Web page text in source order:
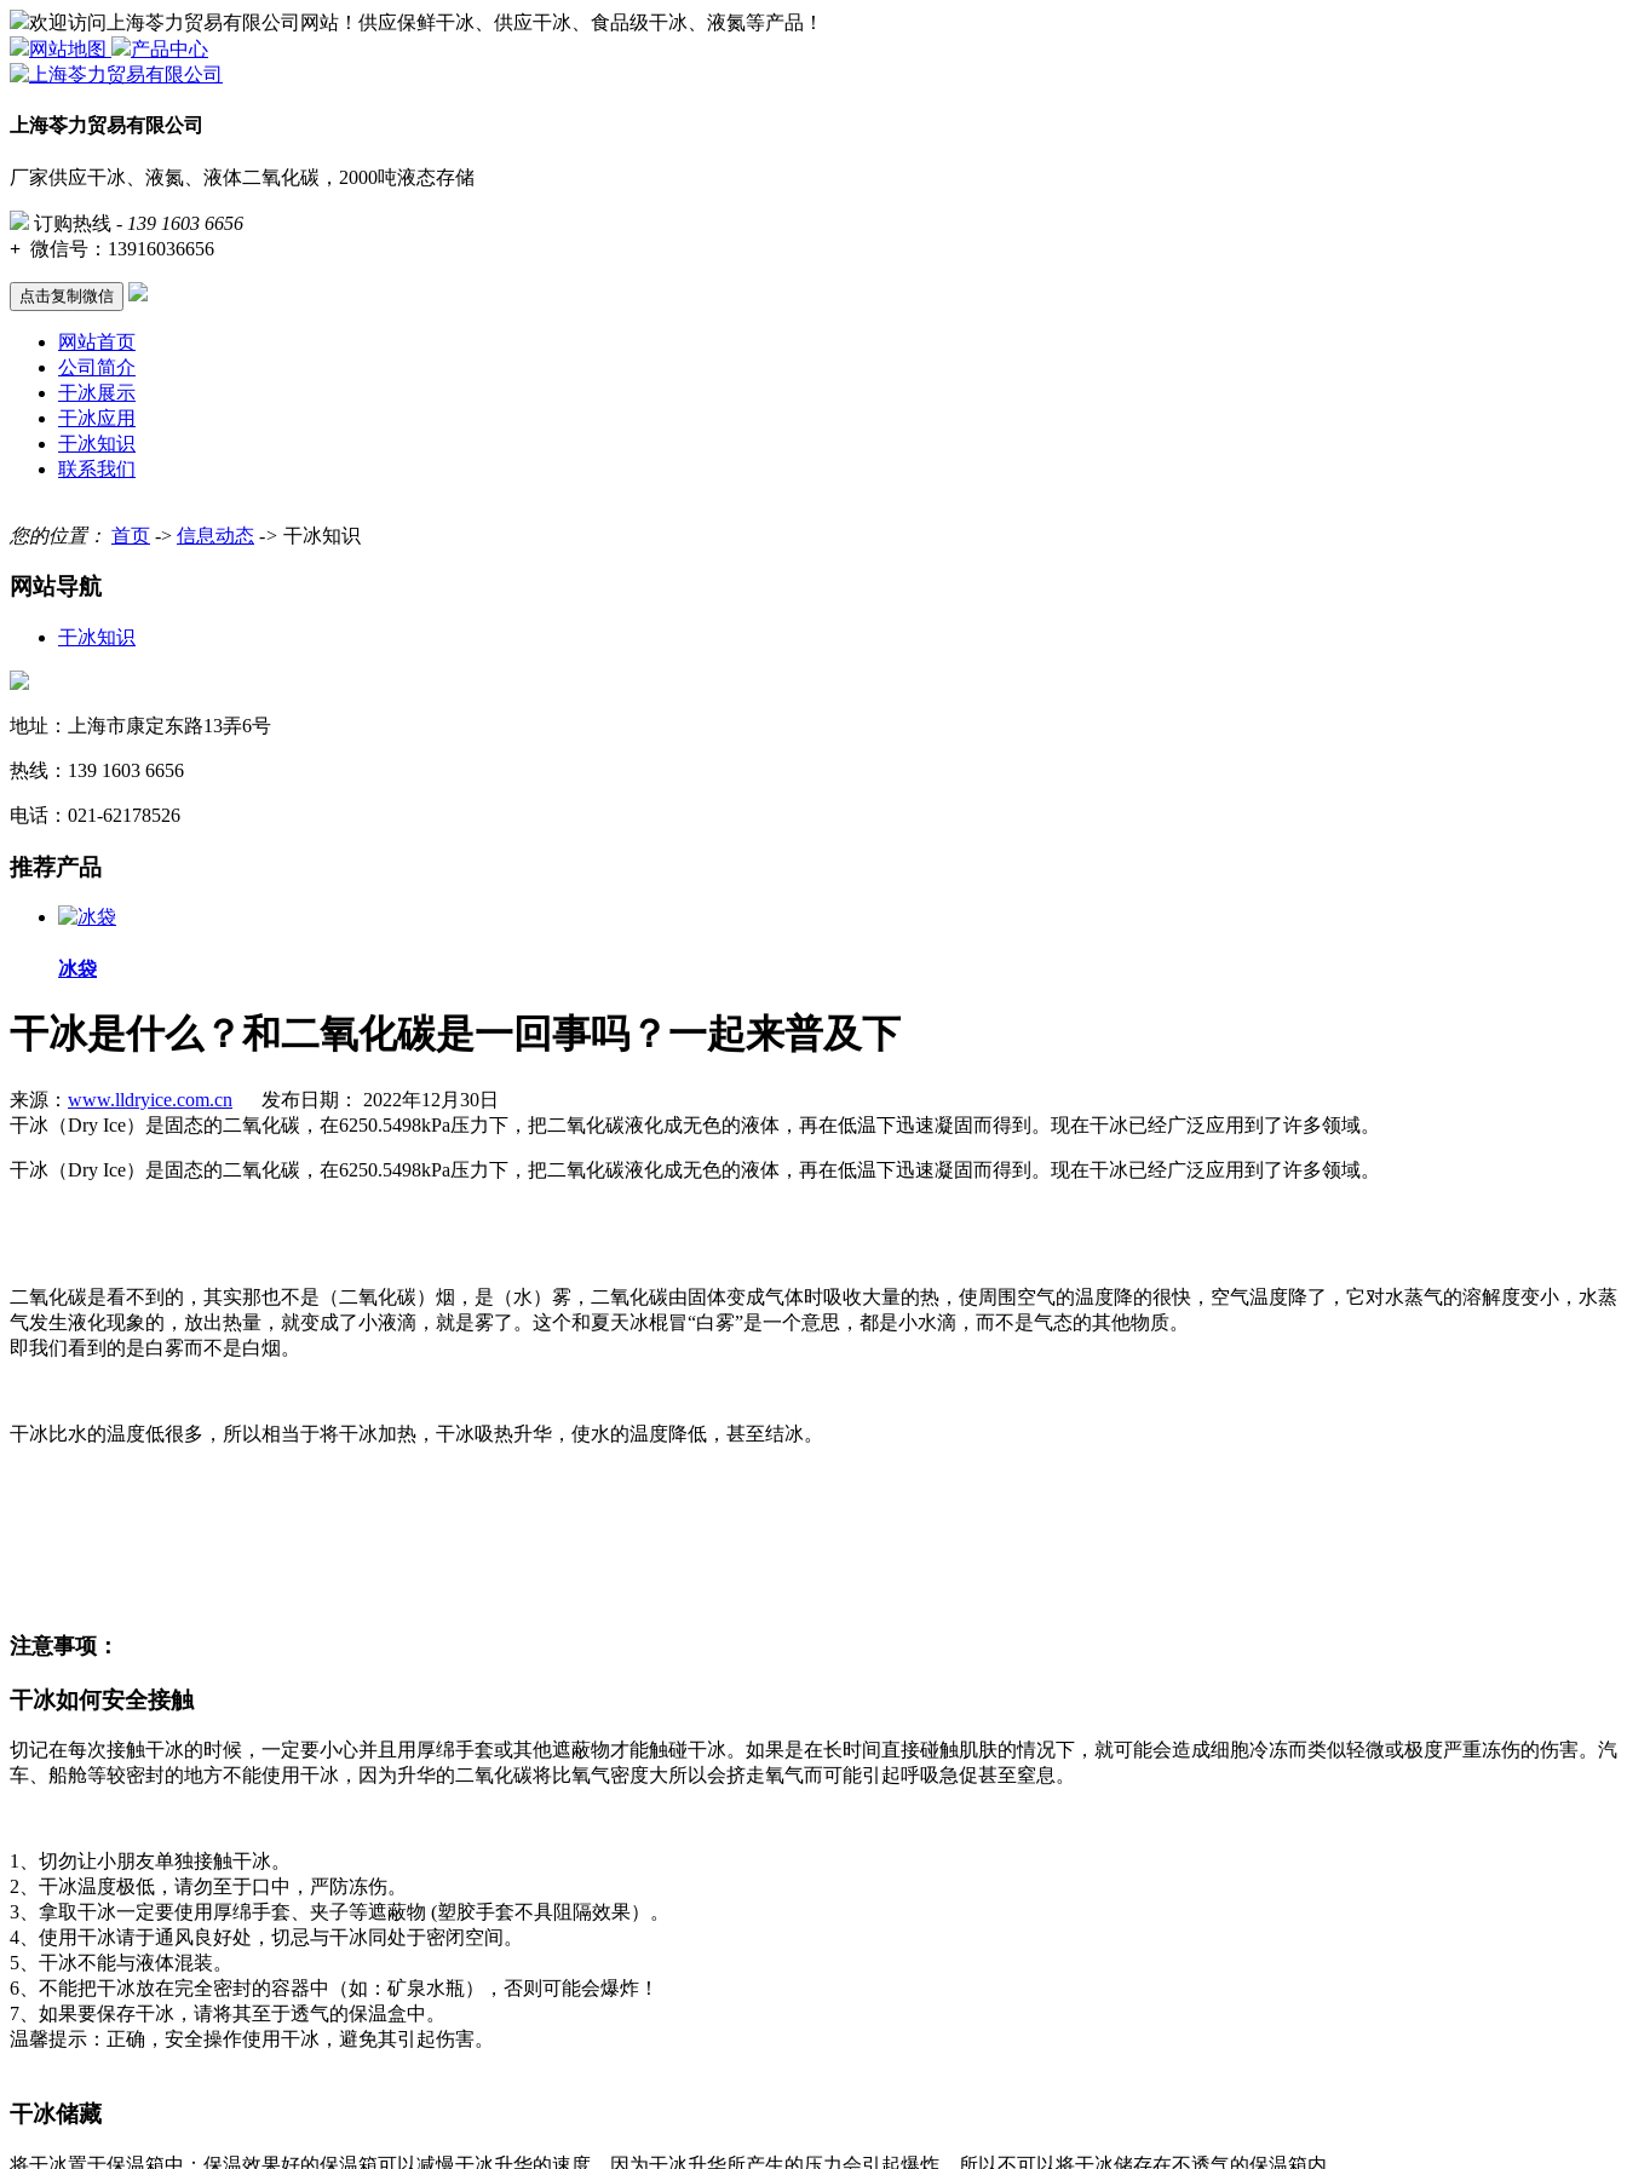
欢迎访问上海苓力贸易有限公司网站！供应保鲜干冰、供应干冰、食品级干冰、液氮等产品！
网站地图
产品中心
上海苓力贸易有限公司
厂家供应干冰、液氮、液体二氧化碳，2000吨液态存储
订购热线 - 139 1603 6656
+ 微信号： 13916036656
点击复制微信
网站首页
公司简介
干冰展示
干冰应用
干冰知识
联系我们
您的位置： 首页 -> 信息动态 -> 干冰知识
网站导航
干冰知识
地址：上海市康定东路13弄6号
热线：139 1603 6656
电话：021-62178526
推荐产品
冰袋
干冰是什么？和二氧化碳是一回事吗？一起来普及下
来源： www.lldryice.com.cn 发布日期： 2022年12月30日
干冰（Dry Ice）是固态的二氧化碳，在6250.5498kPa压力下，把二氧化碳液化成无色的液体，再在低温下迅速凝固而得到。现在干冰已经广泛应用到了许多领域。
干冰（Dry Ice）是固态的二氧化碳，在6250.5498kPa压力下，把二氧化碳液化成无色的液体，再在低温下迅速凝固而得到。现在干冰已经广泛应用到了许多领域。
二氧化碳是看不到的，其实那也不是（二氧化碳）烟，是（水）雾，二氧化碳由固体变成气体时吸收大量的热，使周围空气的温度降的很快，空气温度降了，它对水蒸气的溶解度变小，水蒸
气发生液化现象的，放出热量，就变成了小液滴，就是雾了。这个和夏天冰棍冒“白雾”是一个意思，都是小水滴，而不是气态的其他物质。
即我们看到的是白雾而不是白烟。
干冰比水的温度低很多，所以相当于将干冰加热，干冰吸热升华，使水的温度降低，甚至结冰。
注意事项：
干冰如何安全接触
切记在每次接触干冰的时候，一定要小心并且用厚绵手套或其他遮蔽物才能触碰干冰。如果是在长时间直接碰触肌肤的情况下，就可能会造成细胞冷冻而类似轻微或极度严重冻伤的伤害。汽
车、船舱等较密封的地方不能使用干冰，因为升华的二氧化碳将比氧气密度大所以会挤走氧气而可能引起呼吸急促甚至窒息。
1、切勿让小朋友单独接触干冰。
2、干冰温度极低，请勿至于口中，严防冻伤。
3、拿取干冰一定要使用厚绵手套、夹子等遮蔽物 (塑胶手套不具阻隔效果）。
4、使用干冰请于通风良好处，切忌与干冰同处于密闭空间。
5、干冰不能与液体混装。
6、不能把干冰放在完全密封的容器中（如：矿泉水瓶），否则可能会爆炸！
7、如果要保存干冰，请将其至于透气的保温盒中。
温馨提示：正确，安全操作使用干冰，避免其引起伤害。
干冰储藏
将干冰置于保温箱中：保温效果好的保温箱可以减慢干冰升华的速度。因为干冰升华所产生的压力会引起爆炸，所以不可以将干冰储存在不透气的保温箱内。